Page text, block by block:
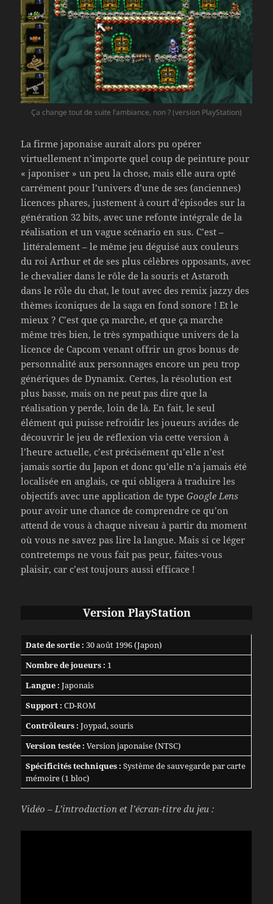
Ça change tout de suite l’ambiance, non ? (version PlayStation)
La firme japonaise aurait alors pu opérer
virtuellement n’importe quel coup de peinture pour
« japoniser » un peu la chose, mais elle aura opté
carrément pour l’univers d’une de ses (anciennes)
licences phares, justement à court d’épisodes sur la
génération 32 bits, avec une refonte intégrale de la
réalisation et un vague scénario en sus. C’est –
littéralement – le même jeu déguisé aux couleurs
du roi Arthur et de ses plus célèbres opposants, avec
le chevalier dans le rôle de la souris et Astaroth
dans le rôle du chat, le tout avec des remix jazzy des
thèmes iconiques de la saga en fond sonore ! Et le
mieux ? C’est que ça marche, et que ça marche
même très bien, le très sympathique univers de la
licence de Capcom venant offrir un gros bonus de
personnalité aux personnages encore un peu trop
génériques de Dynamix. Certes, la résolution est
plus basse, mais on ne peut pas dire que la
réalisation y perde, loin de là. En fait, le seul
élément qui puisse refroidir les joueurs avides de
découvrir le jeu de réflexion via cette version à
l’heure actuelle, c’est précisément qu’elle n’est
jamais sortie du Japon et donc qu’elle n’a jamais été
localisée en anglais, ce qui obligera à traduire les
objectifs avec une application de typeGoogle Lens
pour avoir une chance de comprendre ce qu’on
attend de vous à chaque niveau à partir du moment
où vous ne savez pas lire la langue. Mais si ce léger
contretemps ne vous fait pas peur, faites-vous
plaisir, car c’est toujours aussi efficace !
Version PlayStation
Date de sortie : 30 août 1996 (Japon)
Nombre de joueurs : 1
Langue : Japonais
Support : CD-ROM
Contrôleurs : Joypad, souris
Version testée : Version japonaise (NTSC)
Spécificités techniques : Système de sauvegarde par carte
mémoire (1 bloc)
Vidéo – L’introduction et l’écran-titre du jeu :